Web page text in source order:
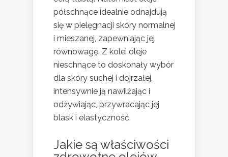
półschnące idealnie odnajdują
się w pielęgnacji skóry normalnej
i mieszanej, zapewniając jej
równowagę. Z kolei oleje
nieschnące to doskonały wybór
dla skóry suchej i dojrzałej,
intensywnie ją nawilżając i
odżywiając, przywracając jej
blask i elastyczność.
Jakie są właściwości